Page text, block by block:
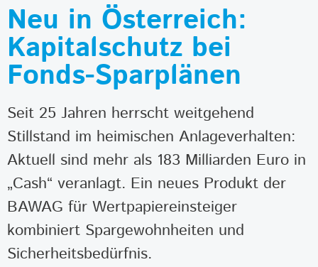
Neu in Österreich:
Kapitalschutz bei
Fonds-Sparplänen
Seit 25 Jahren herrscht weitgehend
Stillstand im heimischen Anlageverhalten:
Aktuell sind mehr als 183 Milliarden Euro in
„Cash“ veranlagt. Ein neues Produkt der
BAWAG für Wertpapiereinsteiger
kombiniert Spargewohnheiten und
Sicherheitsbedürfnis.